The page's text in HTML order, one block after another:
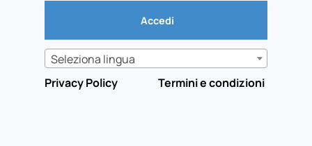
Seleziona lingua
Privacy Policy
Termini e condizioni